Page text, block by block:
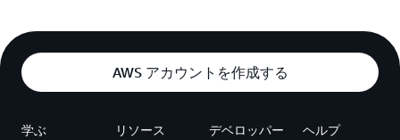
AWS アカウントを作成する
学ぶ リソース デベロッパー ヘルプ